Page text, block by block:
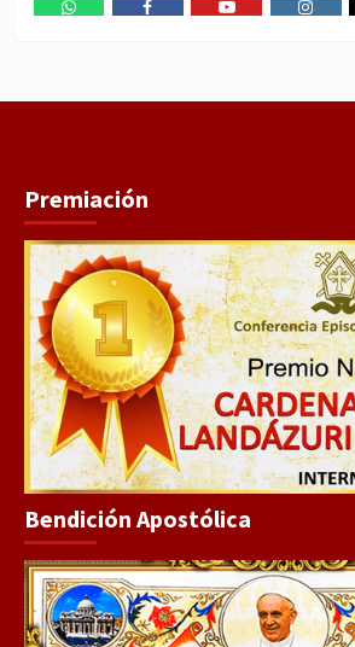
Premiación
Bendición Apostólica